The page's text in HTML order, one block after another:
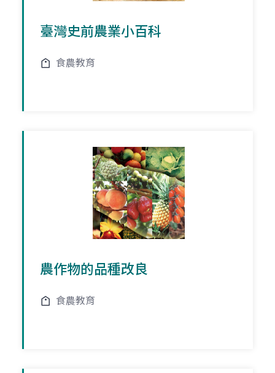
臺灣史前農業小百科
食農教育
農作物的品種改良
食農教育